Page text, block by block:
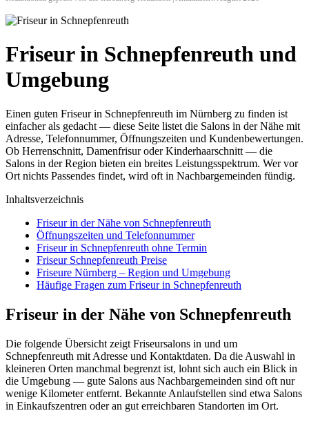
Friseur in Schnepfenreuth und
Umgebung
Einen guten Friseur in Schnepfenreuth im Nürnberg zu finden ist
einfacher als gedacht — diese Seite listet die Salons in der Nähe mit
Adresse, Telefonnummer, Öffnungszeiten und Kundenbewertungen.
Ob Herrenschnitt, Damenfrisur oder Kinderhaarschnitt — die
Salons in der Region bieten ein breites Leistungsspektrum. Wer vor
Ort nichts Passendes findet, wird oft in Nachbargemeinden fündig.
Inhaltsverzeichnis
Friseur in der Nähe von Schnepfenreuth
Öffnungszeiten und Telefonnummer
Friseur in Schnepfenreuth ohne Termin
Friseur Schnepfenreuth Preise
Friseure Nürnberg – Region und Umgebung
Häufige Fragen zum Friseur in Schnepfenreuth
Friseur in der Nähe von Schnepfenreuth
Die folgende Übersicht zeigt Friseursalons in und um
Schnepfenreuth mit Adresse und Kontaktdaten. Da die Auswahl in
kleineren Orten manchmal begrenzt ist, lohnt sich auch ein Blick in
die Umgebung — gute Salons aus Nachbargemeinden sind oft nur
wenige Kilometer entfernt. Bekannte Anlaufstellen sind etwa Salons
in Einkaufszentren oder an gut erreichbaren Standorten im Ort.